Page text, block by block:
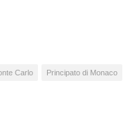
Carlo Principato di Monaco